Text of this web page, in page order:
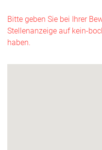
Bitte geben Sie bei Ihrer
Stellenanzeige auf kein-
haben.